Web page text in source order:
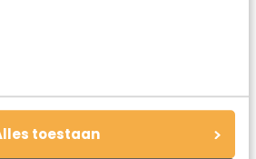
toestaan